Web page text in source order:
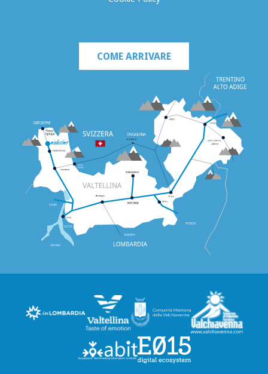
COME ARRIVARE